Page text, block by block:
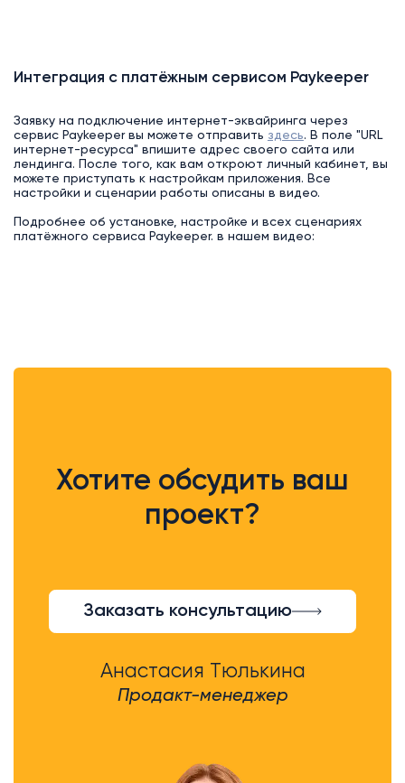
Интеграция с платёжным сервисом Paykeeper
Заявку на подключение интернет-эквайринга через
сервис Paykeeper вы можете отправить здесь. В поле "URL
интернет-ресурса" впишите адрес своего сайта или
лендинга. После того, как вам откроют личный кабинет, вы
можете приступать к настройкам приложения. Все
настройки и сценарии работы описаны в видео.
Подробнее об установке, настройке и всех сценариях
платёжного сервиса Paykeeper. в нашем видео:
Хотите обсудить ваш
проект?
Заказать консультацию
Анастасия Тюлькина
Продакт-менеджер